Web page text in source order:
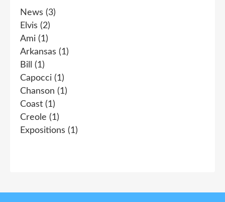
News (3)
Elvis (2)
Ami (1)
Arkansas (1)
Bill
(1)
Capocci (1)
Chanson (1)
Coast (1)
Creole (1)
Expositions (1)